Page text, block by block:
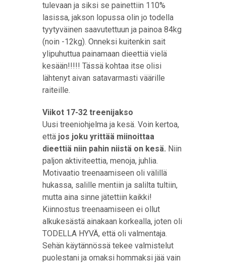
tulevaan ja siksi se painettiin 110%
lasissa, jakson lopussa olin jo todella
tyytyväinen saavutettuun ja painoa 84kg
(noin -12kg). Onneksi kuitenkin sait
ylipuhuttua painamaan dieettiä vielä
kesään!!!!! Tässä kohtaa itse olisi
lähtenyt aivan satavarmasti väärille
raiteille.
Viikot 17-32 treenijakso
Uusi treeniohjelma ja kesä. Voin kertoa,
että jos joku yrittää miinoittaa
dieettiä niin pahin niistä on kesä. Niin
paljon aktiviteettia, menoja, juhlia.
Motivaatio treenaamiseen oli välillä
hukassa, salille mentiin ja salilta tultiin,
mutta aina sinne jätettiin kaikki!
Kiinnostus treenaamiseen ei ollut
alkukesästä ainakaan korkealla, joten oli
TODELLA HYVÄ, että oli valmentaja.
Sehän käytännössä tekee valmistelut
puolestani ja omaksi hommaksi jää vain